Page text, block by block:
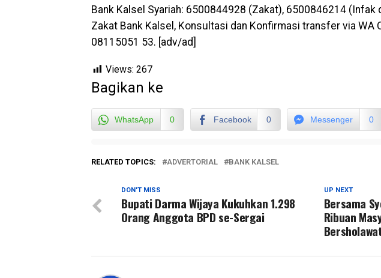
Bank Kalsel Syariah: 6500844928 (Zakat), 6500846214 (Infak
Zakat Bank Kalsel, Konsultasi dan Konfirmasi transfer via WA
08115051 53. [adv/ad]
Views: 267
Bagikan ke
WhatsApp 0 Facebook 0 Messenger 0
RELATED TOPICS: ADVERTORIAL BANK KALSEL
UP NEXT
Bersama
Ribuan
DON'T MISS
Bupati Darma Wijaya Kukuhkan 1.298
Orang Anggota BPD se-Sergai